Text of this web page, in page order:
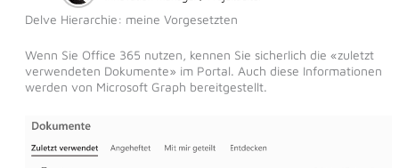
Delve Hierarchie: meine Vorgesetzten
Wenn Sie Office 365 nutzen, kennen Sie sicherlich die «zuletzt
verwendeten Dokumente» im Portal. Auch diese Informationen
werden von Microsoft Graph bereitgestellt.